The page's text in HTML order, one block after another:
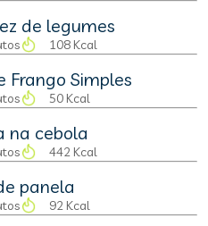
de legumes
108 Kcal
Frango Simples
50 Kcal
na cebola
442 Kcal
panela
92 Kcal